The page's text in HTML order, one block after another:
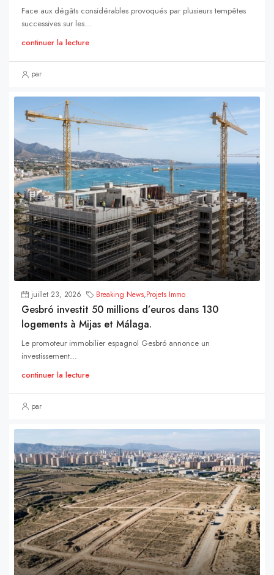
Face aux dégâts considérables provoqués par plusieurs tempêtes
successives sur les...
continuer la lecture
par
juillet 23, 2026 Breaking News,Projets Immo
Gesbró investit 50 millions d’euros dans 130
logements à Mijas et Málaga.
Le promoteur immobilier espagnol Gesbró annonce un
investissement...
continuer la lecture
par